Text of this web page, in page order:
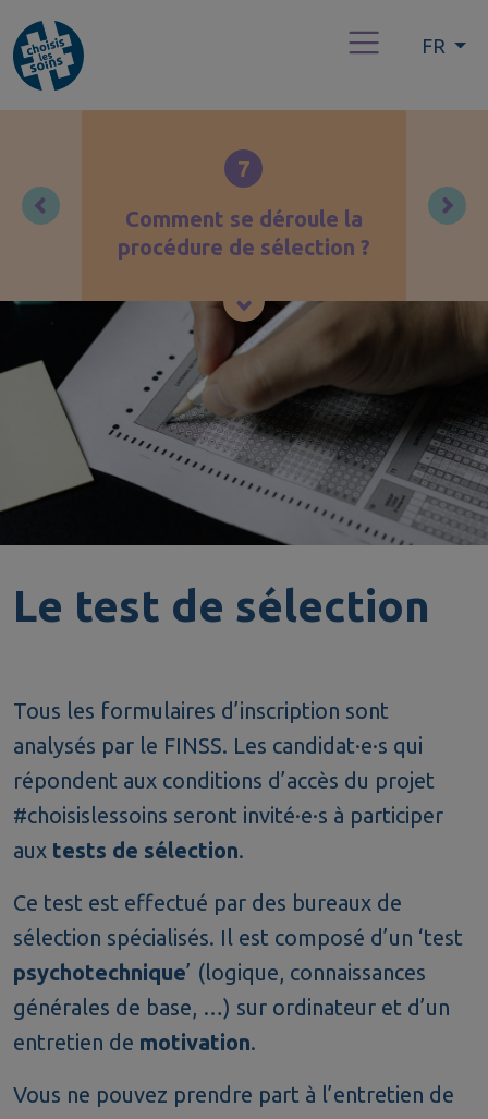
FR
7
Comment se déroule la
procédure de sélection ?
Le test de sélection
Tous les formulaires d’inscription sont
analysés par le FINSS. Les candidat·e·s qui
répondent aux conditions d’accès du projet
#choisislessoins seront invité·e·s à participer
aux tests de sélection.
Ce test est effectué par des bureaux de
sélection spécialisés. Il est composé d’un ‘test
psychotechnique’ (logique, connaissances
générales de base, …) sur ordinateur et d’un
entretien de motivation.
Vous ne pouvez prendre part à l’entretien de